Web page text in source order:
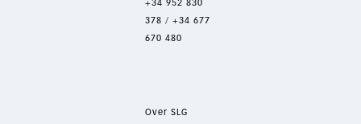
+34 952 830
378 / +34 677
670 480
Over SLG